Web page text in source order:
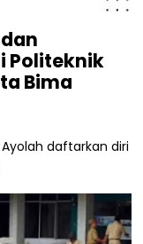
Politeknik
Bima
daftarkan diri